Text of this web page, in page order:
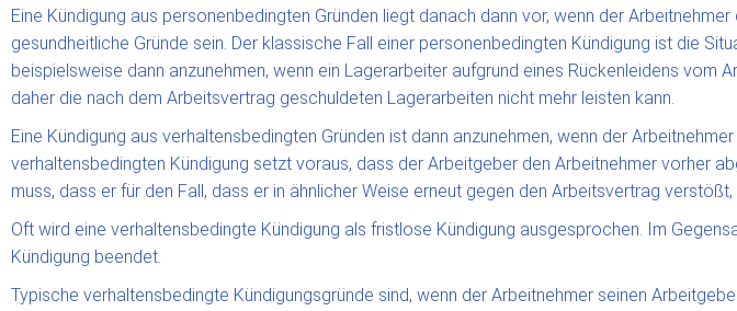
Eine Kündigung aus personenbedingten Gründen liegt danach dann vor, wenn der
gesundheitliche Gründe sein. Der klassische Fall einer personenbedingten Kündigung ist die
beispielsweise dann anzunehmen, wenn ein Lagerarbeiter aufgrund eines Rückenleidens
daher die nach dem Arbeitsvertrag geschuldeten Lagerarbeiten nicht mehr leisten kann.
Eine Kündigung aus verhaltensbedingten Gründen ist dann anzunehmen, wenn der
verhaltensbedingten Kündigung setzt voraus, dass der Arbeitgeber den Arbeitnehmer vorher
muss, dass er für den Fall, dass er in ähnlicher Weise erneut gegen den Arbeitsvertrag
Oft wird eine verhaltensbedingte Kündigung als fristlose Kündigung ausgesprochen. Im
Kündigung beendet.
Typische verhaltensbedingte Kündigungsgründe sind, wenn der Arbeitnehmer seinen